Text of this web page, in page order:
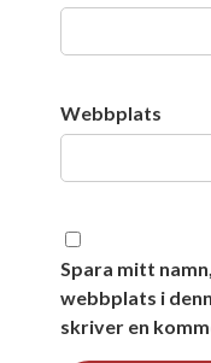
Webbplats
Spara mitt
webbplats i
skriver en